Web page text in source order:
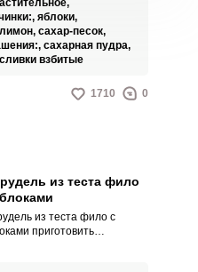
по всей
Европе и за её
яблоки,
лимон, сахар-песок,
сахарная пудра,
сливки взбитые
1710 0
из теста фило
из теста фило с
приготовить